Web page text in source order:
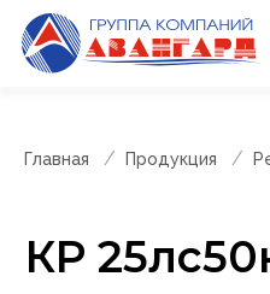
Главная Продукция
КР